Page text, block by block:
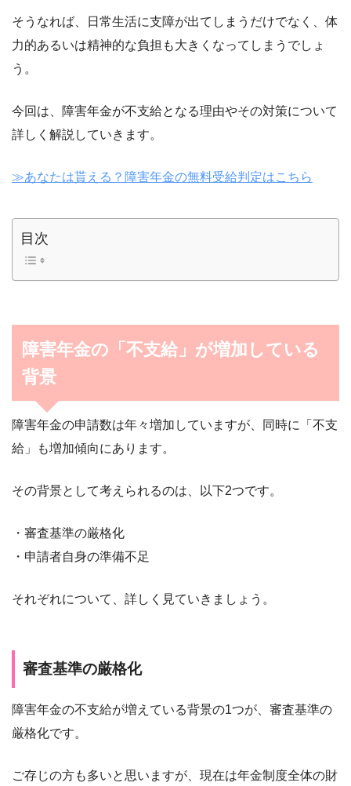
そうなれば、日常生活に支障が出てしまうだけでなく、体
力的あるいは精神的な負担も大きくなってしまうでしょ
う。
今回は、障害年金が不支給となる理由やその対策について
詳しく解説していきます。
≫あなたは貰える？障害年金の無料受給判定はこちら
目次
障害年金の「不支給」が増加している
背景
障害年金の申請数は年々増加していますが、同時に「不支
給」も増加傾向にあります。
その背景として考えられるのは、以下2つです。
・審査基準の厳格化
・申請者自身の準備不足
それぞれについて、詳しく見ていきましょう。
審査基準の厳格化
障害年金の不支給が増えている背景の1つが、審査基準の
厳格化です。
ご存じの方も多いと思いますが、現在は年金制度全体の財